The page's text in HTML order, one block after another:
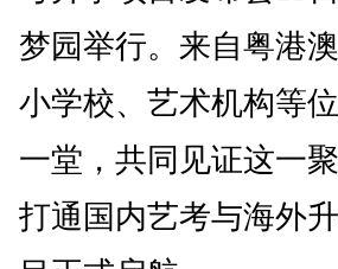
梦园举行。来自粤港
小学校、艺术机构等
一堂，共同见证这一
打通国内艺考与海外